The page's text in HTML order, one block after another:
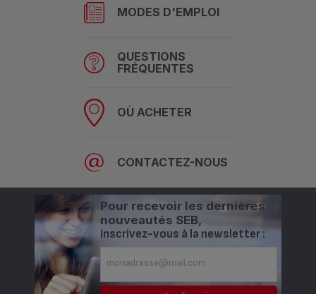
MODES D'EMPLOI
QUESTIONS
FRÉQUENTES
OÙ ACHETER
CONTACTEZ-NOUS
Pour recevoir les dernières
nouveautés SEB,
inscrivez-vous à la newsletter :